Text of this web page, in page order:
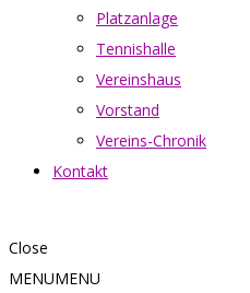
Platzanlage
Tennishalle
Vereinshaus
Vorstand
Vereins-Chronik
Kontakt
Close
MENUMENU